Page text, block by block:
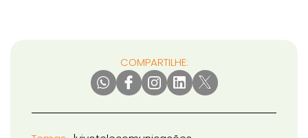
COMPARTILHE: